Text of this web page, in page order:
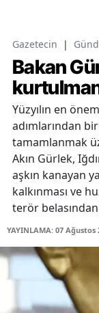
Gazetecin |
Bakan
Yüzyılın en
adımlarından
tamamlanmak
Akın Gürlek,
aşkın kanayan
kalkınması ve
terör
YAYINLAMA: 07 Ağustos